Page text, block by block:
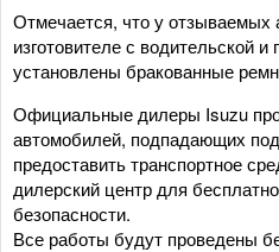
Отмечается, что у отзываемых
изготовителе с водительской
установлены бракованные
Официальные дилеры Isuzu
автомобилей, подпадающих
предоставить транспортное
дилерский центр для
безопасности.
Все работы будут проведены